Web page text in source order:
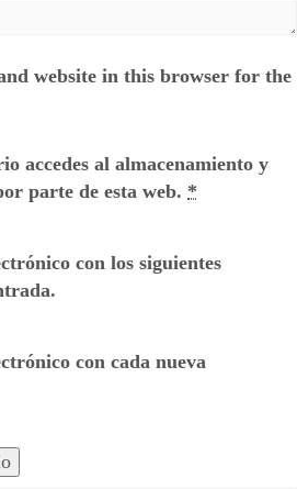
website in this browser for the
accedes al almacenamiento y
parte de esta web. *
con los siguientes
con cada nueva